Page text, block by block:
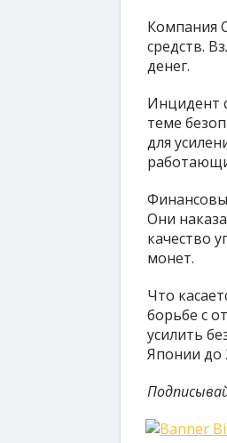
Компания
средств.
денег.
Инцидент
теме
для
Они
качество
монет.
Что
борьбе с
усилить
Японии до